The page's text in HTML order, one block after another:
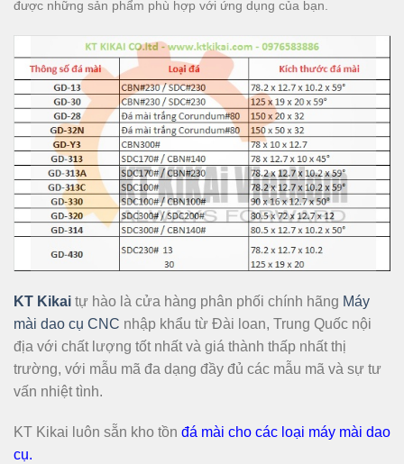
được những sản phẩm phù hợp với ứng dụng của bạn.
KT Kikai tự hào là cửa hàng phân phối chính hãng Máy
mài dao cụ CNC nhập khẩu từ Đài loan, Trung Quốc nội
địa với chất lượng tốt nhất và giá thành thấp nhất thị
trường, với mẫu mã đa dạng đầy đủ các mẫu mã và sự tư
vấn nhiệt tình.
KT Kikai luôn sẵn kho tồn đá mài cho các loại máy mài dao
cụ.